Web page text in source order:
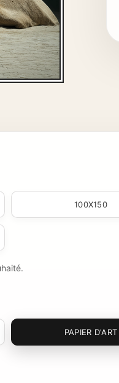
100X150
PAPIER D'ART